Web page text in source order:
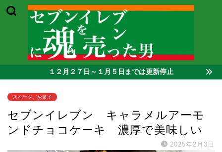
１２月２７日～１月５日までは更新停止
スイーツ、お菓子
セブンイレブン キャラメルアーモ
ンドチョコケーキ 濃厚で美味しい
2025年2月3日